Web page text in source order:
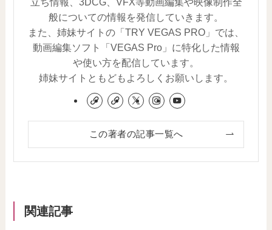
般についての情報を発信していきます。
また、姉妹サイトの「TRY VEGAS PRO」では、
動画編集ソフト「VEGAS Pro」に特化した情報
や使い方を配信しています。
姉妹サイトともどもよろしくお願いします。
この著者の記事一覧へ
関連記事